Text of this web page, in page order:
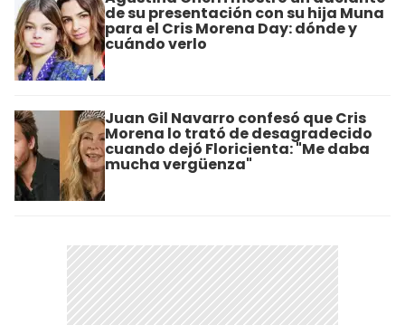
de su presentación con su hija Muna
para el Cris Morena Day: dónde y
cuándo verlo
Juan Gil Navarro confesó que Cris
Morena lo trató de desagradecido
cuando dejó Floricienta: "Me daba
mucha vergüenza"